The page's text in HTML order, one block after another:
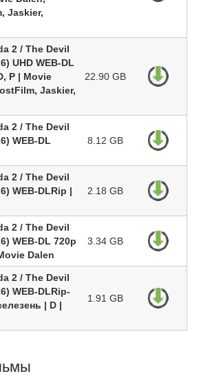
Jaskier,
2 / The Devil
UHD WEB-DL
P | Movie
Jaskier,
22.90 GB
2 / The Devil
WEB-DL
8.12 GB
2 / The Devil
WEB-DLRip |
2.18 GB
2 / The Devil
WEB-DL 720p
Dalen
3.34 GB
2 / The Devil
WEB-DLRip-
| D |
1.91 GB